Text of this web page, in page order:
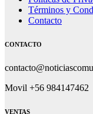
Términos y
Contacto
CONTACTO
Movil +56 984147462
VENTAS